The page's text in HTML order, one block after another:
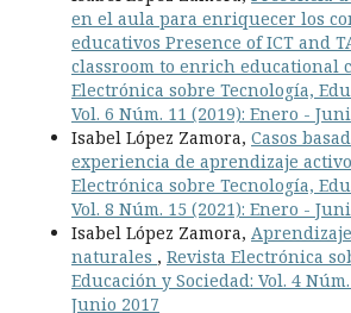
en el aula para enriquecer los
educativos Presence of ICT and
classroom to enrich educational
Electrónica sobre Tecnología,
Vol. 6 Núm. 11 (2019): Enero -
Isabel López Zamora, Casos
experiencia de aprendizaje activo
Electrónica sobre Tecnología,
Vol. 8 Núm. 15 (2021): Enero -
Isabel López Zamora,
naturales , Revista Electrónica
Educación y Sociedad: Vol. 4
Junio 2017